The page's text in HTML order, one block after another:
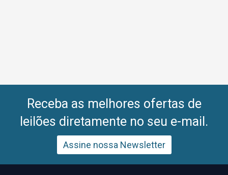
Receba as melhores ofertas de
leilões diretamente no seu e-mail.
Assine nossa Newsletter